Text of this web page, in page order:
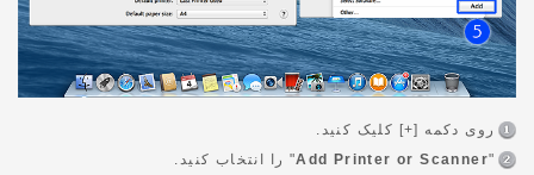
روی دکمه [+] کلیک کنید.
"
Add Printer or Scanner" را انتخاب کنید.